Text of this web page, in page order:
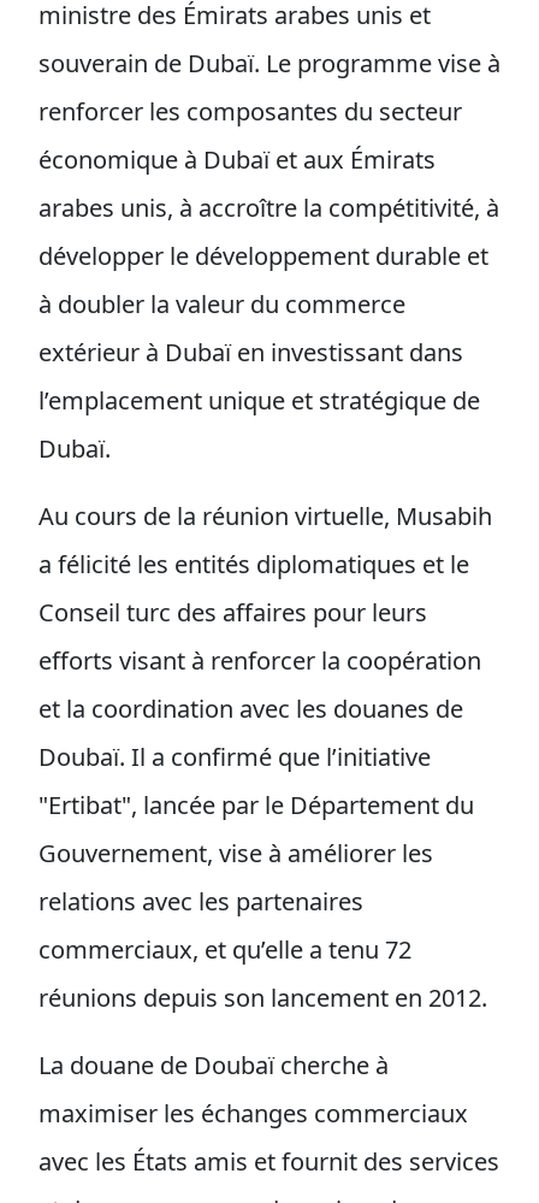
ministre des Émirats arabes unis et
souverain de Dubaï. Le programme vise à
renforcer les composantes du secteur
économique à Dubaï et aux Émirats
arabes unis, à accroître la compétitivité, à
développer le développement durable et
à doubler la valeur du commerce
extérieur à Dubaï en investissant dans
l’emplacement unique et stratégique de
Dubaï.
Au cours de la réunion virtuelle, Musabih
a félicité les entités diplomatiques et le
Conseil turc des affaires pour leurs
efforts visant à renforcer la coopération
et la coordination avec les douanes de
Doubaï. Il a confirmé que l’initiative
"Ertibat", lancée par le Département du
Gouvernement, vise à améliorer les
relations avec les partenaires
commerciaux, et qu’elle a tenu 72
réunions depuis son lancement en 2012.
La douane de Doubaï cherche à
maximiser les échanges commerciaux
avec les États amis et fournit des services